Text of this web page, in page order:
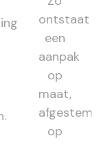
ontstaat
een
aanpak
op
maat,
op